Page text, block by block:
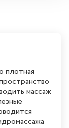
плотная
массаж